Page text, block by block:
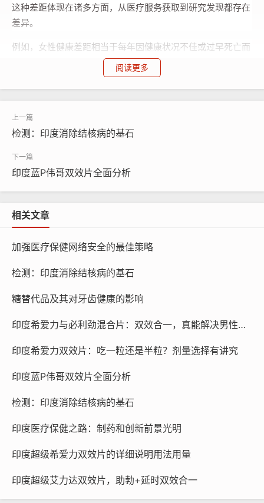
这种差距体现在诸多方面，从医疗服务获取到研究发现都存在
差异。
例如，女性健康差距相当于每年因健康状况不佳或过早死亡而
损失7500万年的生命。如果能够消除这一差距，全球39亿女性
每年就能多享受7天的健康生活，或一生平均增加500天。
2020年，除肿瘤学以外，仅有1%的医疗保健研究和创新资金
投入到女性特有疾病的治疗中。但根据同一项研究，世界妇女
论坛和麦肯锡全球健康研究所预测，每投资1美元用于女性健
康，就能带来约3美元的经济增长。
《缩小女性健康差距：改善生活和经济的1万亿美元机遇》报
告指出，到2040年，缩小这一差距甚至可能通过减少过早死亡
异。研究发现，女性入院时接受疼痛评估的可能性比男性低1
0%。此外，女性就诊等待时间比男性长约半小时，且获得止
长期存在的、未受挑战的偏见：“人们认为女性在抱怨疼痛时
诉《自然》杂志。
2019 年，一项针对丹麦近 700 万人的研究发现，女性被诊断
两年半之后。
阅读更多
检测：印度消除结核病的基石
印度蓝P伟哥双效片全面分析
相关文章
加强医疗保健网络安全的最佳策略
检测：印度消除结核病的基石
糖替代品及其对牙齿健康的影响
印度希爱力与必利劲混合片：双效合一，真能解决男性难题？
印度希爱力双效片：吃一粒还是半粒？剂量选择有讲究
印度蓝P伟哥双效片全面分析
检测：印度消除结核病的基石
印度医疗保健之路：制药和创新前景光明
印度超级希爱力双效片的详细说明用法用量
印度超级艾力达双效片，助勃+延时双效合一